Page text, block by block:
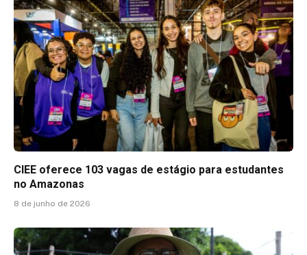
CIEE oferece 103 vagas de estágio para estudantes
no Amazonas
8 de junho de 2026